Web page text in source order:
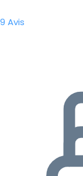
9 Avis